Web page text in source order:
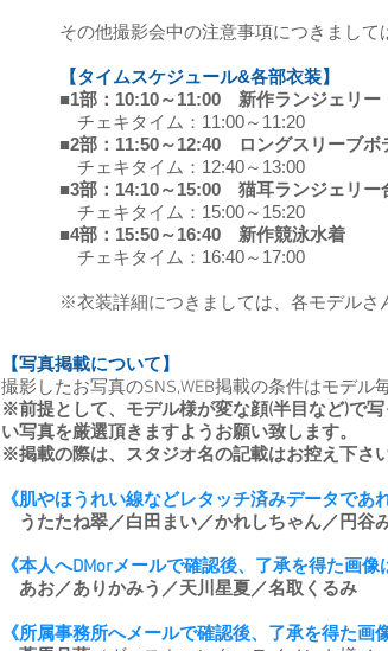
その他撮影会中の注意事項につきまして
【タイムスケジュール&各部衣装】
■1部：10:10～11:00 新作ランジェリー
チェキタイム：11:00～11:20
■2部：11:50～12:40 ロングスリーブボ
チェキタイム：12:40～13:00
■3部：14:10～15:00 猫耳ランジェリー
チェキタイム：15:00～15:20
■4部：15:50～16:40 新作競泳水着
チェキタイム：16:40～17:00
​※衣装詳細につきましては、各モデルさ
【写真掲載について】
撮影したお写真のSNS,WEB掲載の条件はモデ
※前提として、モデル様が変な顔(半目など)で
い写真を厳選頂きますようお願い致します。
※掲載の際は、スタジオ名の記載はお控え下さ
《肌やほうれい線などレタッチ済みデータであ
うたたね翠／白田まい／かれしちゃん／円谷
《本人へDMorメールで確認後、了承を得た画像
あお／ありかみう／天川星夏／名取くるみ
《所属事務所へメールで確認後、了承を得た画